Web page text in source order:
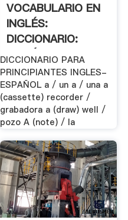
VOCABULARIO EN
INGLÉS:
DICCIONARIO:
INGLÉS .
DICCIONARIO PARA
PRINCIPIANTES INGLES-
ESPAÑOL a / un a / una a
(cassette) recorder /
grabadora a (draw) well /
pozo A (note) / la